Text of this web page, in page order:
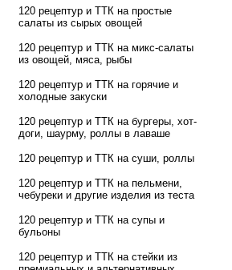
120 рецептур и ТТК на простые
салаты из сырых овощей
120 рецептур и ТТК на микс-салаты
из овощей, мяса, рыбы
120 рецептур и ТТК на горячие и
холодные закуски
120 рецептур и ТТК на бургеры, хот-
доги, шаурму, роллы в лаваше
120 рецептур и ТТК на суши, роллы
120 рецептур и ТТК на пельмени,
чебуреки и другие изделия из теста
120 рецептур и ТТК на супы и
бульоны
120 рецептур и ТТК на стейки из